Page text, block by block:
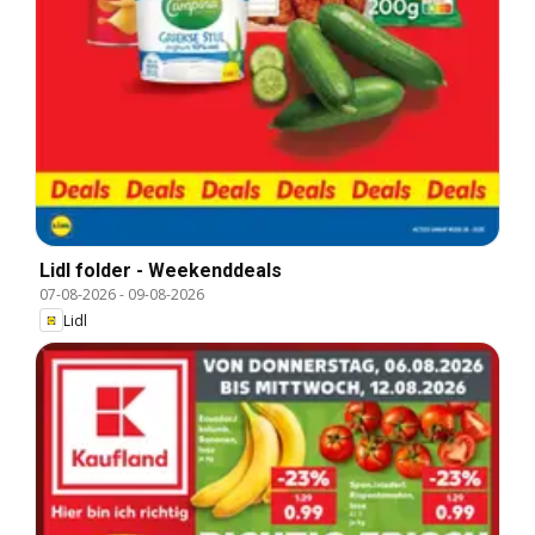
Lidl folder - Weekenddeals
07-08-2026- 09-08-2026
Lidl